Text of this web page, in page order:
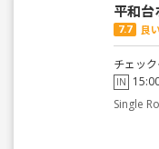
平和台
7.7 良い
チェッ
IN
Single